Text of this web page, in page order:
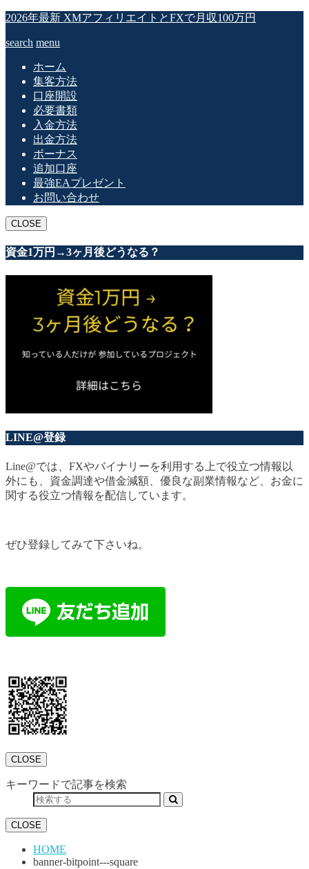
2026年最新 XMアフィリエイトとFXで月収100万円
search menu
ホーム
集客方法
口座開設
必要書類
入金方法
出金方法
ボーナス
追加口座
最強EAプレゼント
お問い合わせ
CLOSE
資金1万円→3ヶ月後どうなる？
LINE@登録
Line@では、FXやバイナリーを利用する上で役立つ情報以
外にも、資金調達や借金減額、優良な副業情報など、お金に
関する役立つ情報を配信しています。
ぜひ登録してみて下さいね。
CLOSE
キーワードで記事を検索
CLOSE
HOME
banner-bitpoint---square